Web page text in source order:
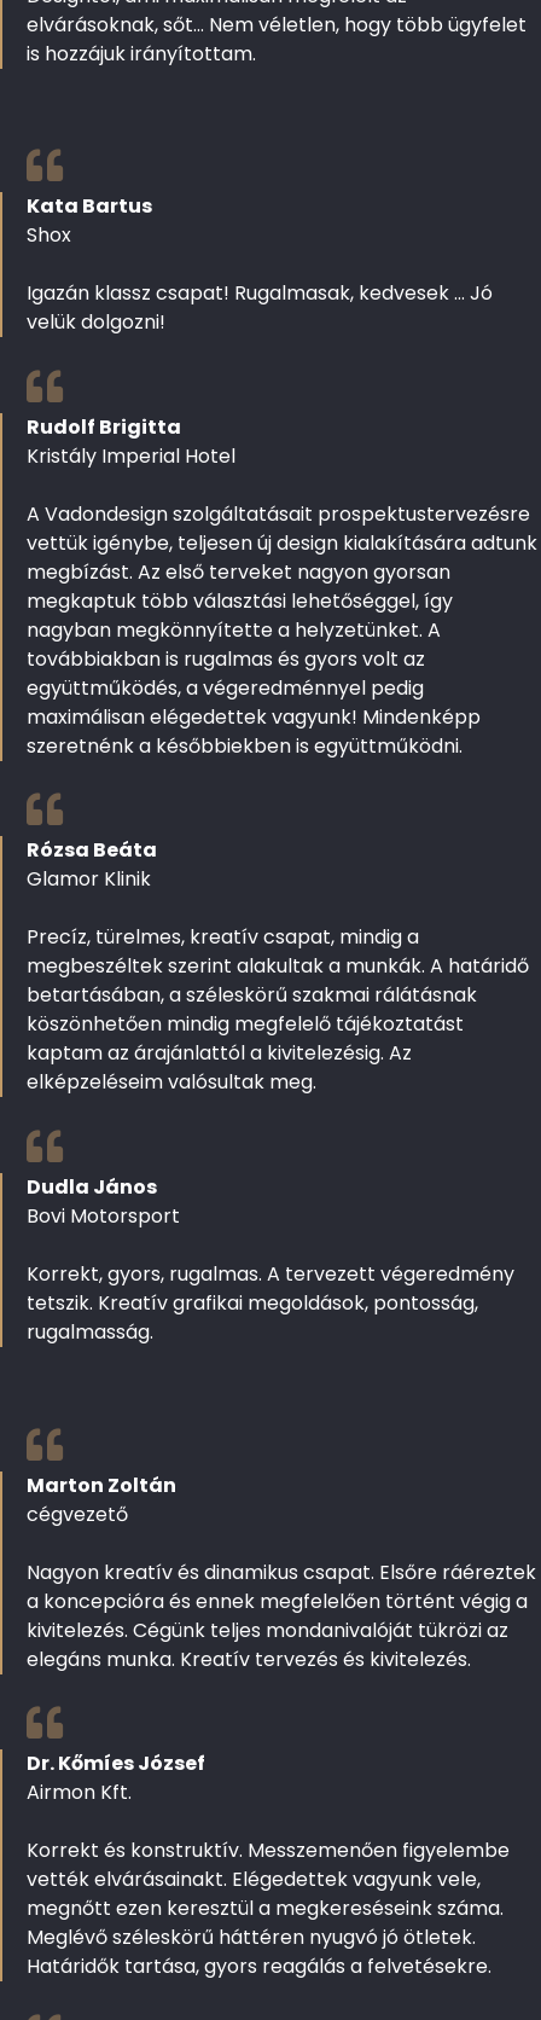
elvárásoknak, sőt... Nem véletlen, hogy több ügyfelet
is hozzájuk irányítottam.
Kata Bartus
Shox
Igazán klassz csapat! Rugalmasak, kedvesek ... Jó
velük dolgozni!
Rudolf Brigitta
Kristály Imperial Hotel
A Vadondesign szolgáltatásait prospektustervezésre
vettük igénybe, teljesen új design kialakítására adtunk
megbízást. Az első terveket nagyon gyorsan
megkaptuk több választási lehetőséggel, így
nagyban megkönnyítette a helyzetünket. A
továbbiakban is rugalmas és gyors volt az
együttműködés, a végeredménnyel pedig
maximálisan elégedettek vagyunk! Mindenképp
szeretnénk a későbbiekben is együttműködni.
Rózsa Beáta
Glamor Klinik
Precíz, türelmes, kreatív csapat, mindig a
megbeszéltek szerint alakultak a munkák. A határidő
betartásában, a széleskörű szakmai rálátásnak
köszönhetően mindig megfelelő tájékoztatást
kaptam az árajánlattól a kivitelezésig. Az
elképzeléseim valósultak meg.
Dudla János
Bovi Motorsport
Korrekt, gyors, rugalmas. A tervezett végeredmény
tetszik. Kreatív grafikai megoldások, pontosság,
rugalmasság.
Marton Zoltán
cégvezető
Nagyon kreatív és dinamikus csapat. Elsőre ráéreztek
a koncepcióra és ennek megfelelően történt végig a
kivitelezés. Cégünk teljes mondanivalóját tükrözi az
elegáns munka. Kreatív tervezés és kivitelezés.
Dr. Kőmíes József
Airmon Kft.
Korrekt és konstruktív. Messzemenően figyelembe
vették elvárásainakt. Elégedettek vagyunk vele,
megnőtt ezen keresztül a megkereséseink száma.
Meglévő széleskörű háttéren nyugvó jó ötletek.
Határidők tartása, gyors reagálás a felvetésekre.